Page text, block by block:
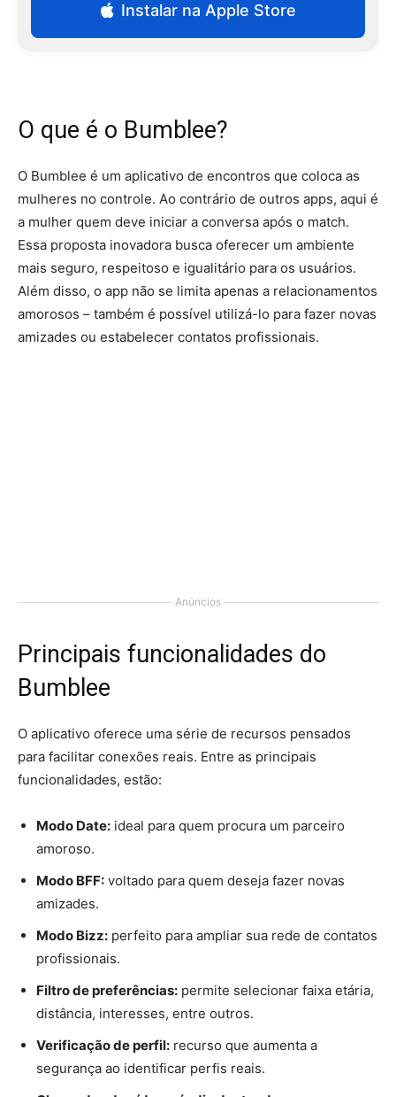
Instalar na Apple Store
O que é o Bumblee?
O Bumblee é um aplicativo de encontros que coloca as
mulheres no controle. Ao contrário de outros apps, aqui é
a mulher quem deve iniciar a conversa após o match.
Essa proposta inovadora busca oferecer um ambiente
mais seguro, respeitoso e igualitário para os usuários.
Além disso, o app não se limita apenas a relacionamentos
amorosos – também é possível utilizá-lo para fazer novas
amizades ou estabelecer contatos profissionais.
Anúncios
Principais funcionalidades do
Bumblee
O aplicativo oferece uma série de recursos pensados
para facilitar conexões reais. Entre as principais
funcionalidades, estão:
Modo Date: ideal para quem procura um parceiro
amoroso.
Modo BFF: voltado para quem deseja fazer novas
amizades.
Modo Bizz: perfeito para ampliar sua rede de contatos
profissionais.
Filtro de preferências: permite selecionar faixa etária,
distância, interesses, entre outros.
Verificação de perfil: recurso que aumenta a
segurança ao identificar perfis reais.